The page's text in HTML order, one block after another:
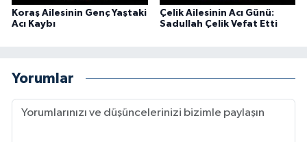
Koraş Ailesinin Genç Yaştaki
Acı Kaybı
Çelik Ailesinin Acı Günü:
Sadullah Çelik Vefat Etti
Yorumlar